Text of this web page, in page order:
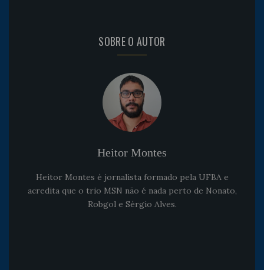
SOBRE O AUTOR
Heitor Montes
Heitor Montes é jornalista formado pela UFBA e
acredita que o trio MSN não é nada perto de Nonato,
Robgol e Sérgio Alves.